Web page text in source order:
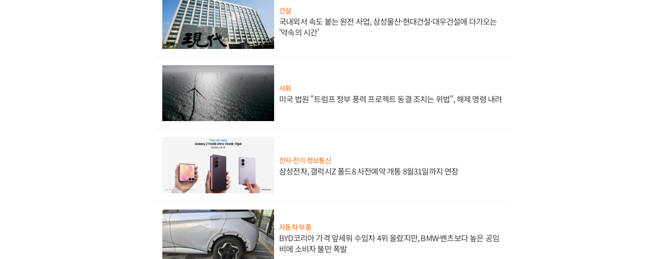
건설
국내외서 속도 붙는 원전 사업, 삼성물산·현대건설·대우건설에 다가오는
'약속의 시간'
사회
미국 법원 "트럼프 정부 풍력 프로젝트 동결 조치는 위법", 해제 명령 내려
전자·전기·정보통신
삼성전자, 갤럭시Z 폴드8 사전예약 개통 8월31일까지 연장
자동차·부품
BYD코리아 가격 앞세워 수입차 4위 올랐지만, BMW·벤츠보다 높은 공임
비에 소비자 불만 폭발